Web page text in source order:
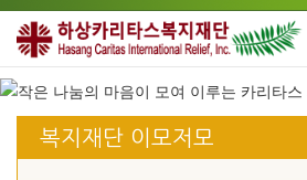
복지재단 이모저모